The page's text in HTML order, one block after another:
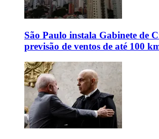
São Paulo instala Gabinete de
previsão de ventos de até 100